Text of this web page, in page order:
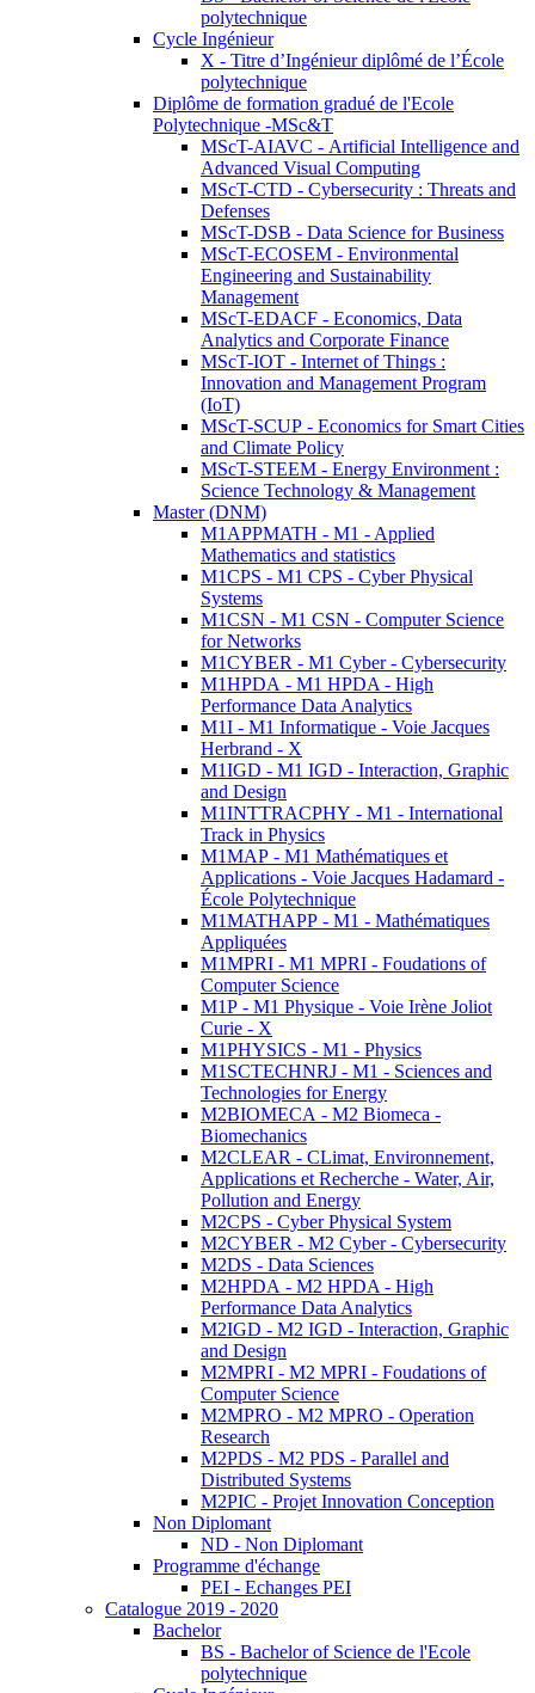
polytechnique
Cycle Ingénieur
X - Titre d’Ingénieur diplômé de l’École
polytechnique
Diplôme de formation gradué de l'Ecole
Polytechnique -MSc&T
MScT-AIAVC - Artificial Intelligence and
Advanced Visual Computing
MScT-CTD - Cybersecurity : Threats and
Defenses
MScT-DSB - Data Science for Business
MScT-ECOSEM - Environmental
Engineering and Sustainability
Management
MScT-EDACF - Economics, Data
Analytics and Corporate Finance
MScT-IOT - Internet of Things :
Innovation and Management Program
(IoT)
MScT-SCUP - Economics for Smart Cities
and Climate Policy
MScT-STEEM - Energy Environment :
Science Technology & Management
Master (DNM)
M1APPMATH - M1 - Applied
Mathematics and statistics
M1CPS - M1 CPS - Cyber Physical
Systems
M1CSN - M1 CSN - Computer Science
for Networks
M1CYBER - M1 Cyber - Cybersecurity
M1HPDA - M1 HPDA - High
Performance Data Analytics
M1I - M1 Informatique - Voie Jacques
Herbrand - X
M1IGD - M1 IGD - Interaction, Graphic
and Design
M1INTTRACPHY - M1 - International
Track in Physics
M1MAP - M1 Mathématiques et
Applications - Voie Jacques Hadamard -
École Polytechnique
M1MATHAPP - M1 - Mathématiques
Appliquées
M1MPRI - M1 MPRI - Foudations of
Computer Science
M1P - M1 Physique - Voie Irène Joliot
Curie - X
M1PHYSICS - M1 - Physics
M1SCTECHNRJ - M1 - Sciences and
Technologies for Energy
M2BIOMECA - M2 Biomeca -
Biomechanics
M2CLEAR - CLimat, Environnement,
Applications et Recherche - Water, Air,
Pollution and Energy
M2CPS - Cyber Physical System
M2CYBER - M2 Cyber - Cybersecurity
M2DS - Data Sciences
M2HPDA - M2 HPDA - High
Performance Data Analytics
M2IGD - M2 IGD - Interaction, Graphic
and Design
M2MPRI - M2 MPRI - Foudations of
Computer Science
M2MPRO - M2 MPRO - Operation
Research
M2PDS - M2 PDS - Parallel and
Distributed Systems
M2PIC - Projet Innovation Conception
Non Diplomant
ND - Non Diplomant
Programme d'échange
PEI - Echanges PEI
Catalogue 2019 - 2020
Bachelor
BS - Bachelor of Science de l'Ecole
polytechnique